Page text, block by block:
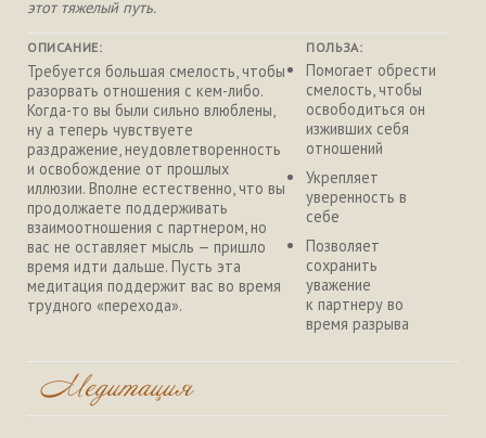
этот тяжелый путь.
ОПИСАНИЕ:
Требуется большая смелость, чтобы
разорвать отношения с кем-либо.
Когда-то вы были сильно влюблены,
ну а теперь чувствуете
раздражение, неудовлетворенность
и освобождение от прошлых
иллюзии. Вполне естественно, что вы
продолжаете поддерживать
взаимоотношения с партнером, но
вас не оставляет мысль — пришло
время идти дальше. Пусть эта
медитация поддержит вас во время
трудного «перехода».
ПОЛЬЗА:
Помогает обрести
смелость, чтобы
освободиться он
изживших себя
отношений
Укрепляет
уверенность в
себе
Позволяет
сохранить
уважение
к партнеру во
время разрыва